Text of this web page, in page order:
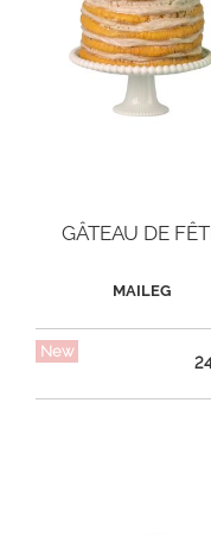
GÂTEAU DE
MAILEG
New